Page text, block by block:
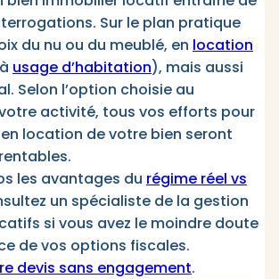
Sur le plan pratique
du nu ou du meublé, en location
usage d’habitation), mais aussi
Selon l’option choisie au
activité, tous vos efforts pour
location de votre bien seront
les avantages du régime réel vs
un spécialiste de la gestion
si vous avez le moindre doute
de vos options fiscales.
devis sans engagement.